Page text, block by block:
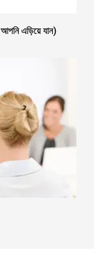
এড়িয়ে যান)